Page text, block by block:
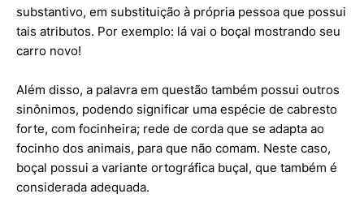
substantivo, em substituição à própria pessoa que possui
tais atributos. Por exemplo: lá vai o boçal mostrando seu
carro novo!
Além disso, a palavra em questão também possui outros
sinônimos, podendo significar uma espécie de cabresto
forte, com focinheira; rede de corda que se adapta ao
focinho dos animais, para que não comam. Neste caso,
boçal possui a variante ortográfica buçal, que também é
considerada adequada.